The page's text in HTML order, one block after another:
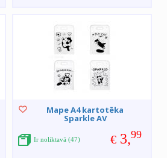
Mape A4 kartotēka
Sparkle AV
€ 3,99
Ir noliktavā (47)